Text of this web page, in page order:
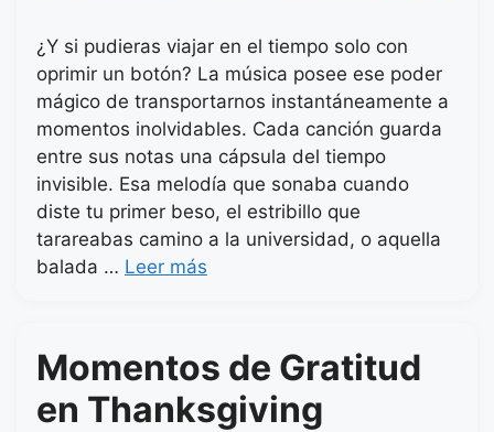
¿Y si pudieras viajar en el tiempo solo con
oprimir un botón? La música posee ese poder
mágico de transportarnos instantáneamente a
momentos inolvidables. Cada canción guarda
entre sus notas una cápsula del tiempo
invisible. Esa melodía que sonaba cuando
diste tu primer beso, el estribillo que
tarareabas camino a la universidad, o aquella
balada … Leer más
Momentos de Gratitud
en Thanksgiving